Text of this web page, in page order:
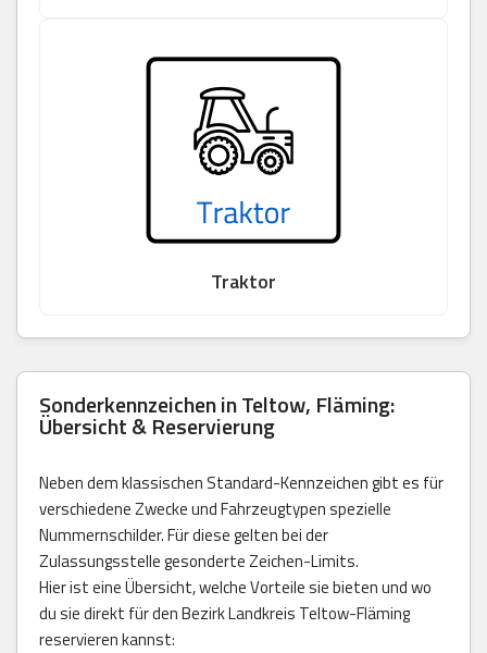
Traktor
Sonderkennzeichen in Teltow, Fläming:
Übersicht & Reservierung
Neben dem klassischen Standard-Kennzeichen gibt es für
verschiedene Zwecke und Fahrzeugtypen spezielle
Nummernschilder. Für diese gelten bei der
Zulassungsstelle gesonderte Zeichen-Limits.
Hier ist eine Übersicht, welche Vorteile sie bieten und wo
du sie direkt für den Bezirk Landkreis Teltow-Fläming
reservieren kannst: